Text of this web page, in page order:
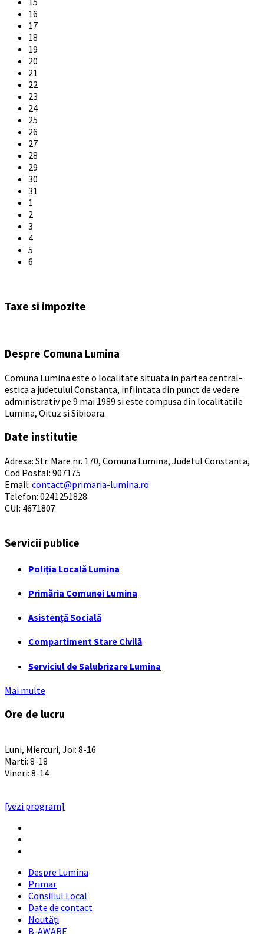
16
17
18
19
20
21
22
23
24
25
26
27
28
29
30
31
1
2
3
4
5
6
calendar
Taxe si impozite
Despre Comuna Lumina
Comuna Lumina este o localitate situata in partea central-
estica a judetului Constanta, infiintata din punct de vedere
administrativ pe 9 mai 1989 si este compusa din localitatile
Lumina, Oituz si Sibioara.
Date institutie
Adresa: Str. Mare nr. 170, Comuna Lumina, Judetul Constanta,
Cod Postal: 907175
Email: contact@primaria-lumina.ro
Telefon: 0241251828
CUI: 4671807
Servicii publice
Poliția Locală Lumina
Primăria Comunei Lumina
Asistență Socială
Compartiment Stare Civilă
Serviciul de Salubrizare Lumina
Mai multe
Ore de lucru
Luni, Miercuri, Joi: 8-16
Marti: 8-18
Vineri: 8-14
[vezi program]
Despre Lumina
Primar
Consiliul Local
Date de contact
Noutăți
B-AWARE